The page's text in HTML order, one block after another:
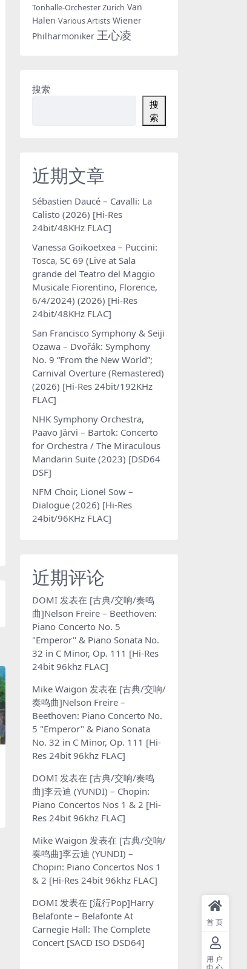
Tonhalle-Orchester Zürich Van
Halen Various Artists Wiener
Philharmoniker 王心凌
搜索
搜
索
近期文章
Sébastien Daucé – Cavalli: La
Calisto (2026) [Hi-Res
24bit/48KHz FLAC]
Vanessa Goikoetxea – Puccini:
Tosca, SC 69 (Live at Sala
grande del Teatro del Maggio
Musicale Fiorentino, Florence,
6/4/2024) (2026) [Hi-Res
24bit/48KHz FLAC]
San Francisco Symphony & Seiji
Ozawa – Dvořák: Symphony
No. 9 “From the New World”;
Carnival Overture (Remastered)
(2026) [Hi-Res 24bit/192KHz
FLAC]
NHK Symphony Orchestra,
Paavo Järvi – Bartok: Concerto
for Orchestra / The Miraculous
Mandarin Suite (2023) [DSD64
DSF]
NFM Choir, Lionel Sow –
Dialogue (2026) [Hi-Res
24bit/96KHz FLAC]
近期评论
DOMI 发表在 [古典/交响/奏鸣
曲]Nelson Freire – Beethoven:
Piano Concerto No. 5
"Emperor" & Piano Sonata No.
32 in C Minor, Op. 111 [Hi-Res
24bit 96khz FLAC]
Mike Waigon 发表在 [古典/交响/
奏鸣曲]Nelson Freire –
Beethoven: Piano Concerto No.
5 "Emperor" & Piano Sonata
No. 32 in C Minor, Op. 111 [Hi-
Res 24bit 96khz FLAC]
DOMI 发表在 [古典/交响/奏鸣
曲]李云迪 (YUNDI) – Chopin:
Piano Concertos Nos 1 & 2 [Hi-
Res 24bit 96khz FLAC]
Mike Waigon 发表在 [古典/交响/
奏鸣曲]李云迪 (YUNDI) –
Chopin: Piano Concertos Nos 1
& 2 [Hi-Res 24bit 96khz FLAC]
DOMI 发表在 [流行Pop]Harry
Belafonte – Belafonte At
Carnegie Hall: The Complete
Concert [SACD ISO DSD64]
首页
用户